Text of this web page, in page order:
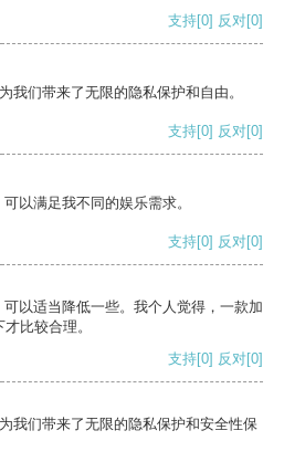
支持[0] 反对[0]
我们带来了无限的隐私保护和自由。
支持[0] 反对[0]
以满足我不同的娱乐需求。
支持[0] 反对[0]
以适当降低一些。我个人觉得，一款加
比较合理。
支持[0] 反对[0]
我们带来了无限的隐私保护和安全性保